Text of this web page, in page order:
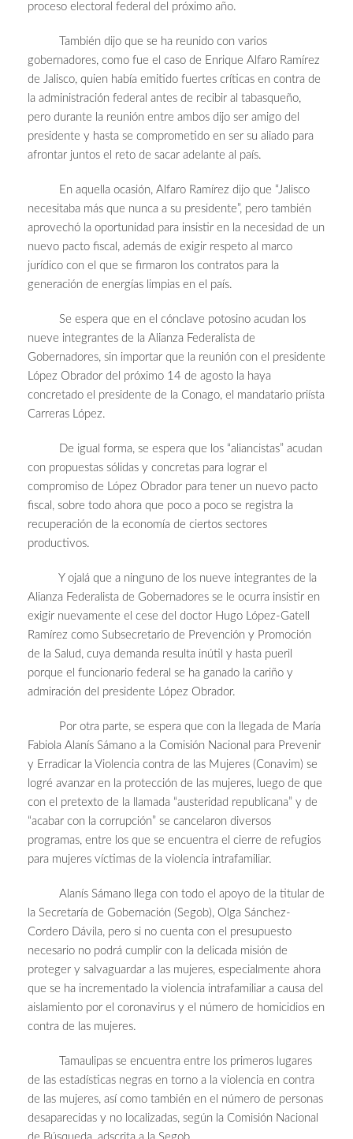
proceso electoral federal del próximo año.
También dijo que se ha reunido con varios
gobernadores, como fue el caso de Enrique Alfaro Ramírez
de Jalisco, quien había emitido fuertes críticas en contra de
la administración federal antes de recibir al tabasqueño,
pero durante la reunión entre ambos dijo ser amigo del
presidente y hasta se comprometido en ser su aliado para
afrontar juntos el reto de sacar adelante al país.
En aquella ocasión, Alfaro Ramírez dijo que “Jalisco
necesitaba más que nunca a su presidente”, pero también
aprovechó la oportunidad para insistir en la necesidad de un
nuevo pacto fiscal, además de exigir respeto al marco
jurídico con el que se firmaron los contratos para la
generación de energías limpias en el país.
Se espera que en el cónclave potosino acudan los
nueve integrantes de la Alianza Federalista de
Gobernadores, sin importar que la reunión con el presidente
López Obrador del próximo 14 de agosto la haya
concretado el presidente de la Conago, el mandatario priísta
Carreras López.
De igual forma, se espera que los “aliancistas” acudan
con propuestas sólidas y concretas para lograr el
compromiso de López Obrador para tener un nuevo pacto
fiscal, sobre todo ahora que poco a poco se registra la
recuperación de la economía de ciertos sectores
productivos.
Y ojalá que a ninguno de los nueve integrantes de la
Alianza Federalista de Gobernadores se le ocurra insistir en
exigir nuevamente el cese del doctor Hugo López-Gatell
Ramírez como Subsecretario de Prevención y Promoción
de la Salud, cuya demanda resulta inútil y hasta pueril
porque el funcionario federal se ha ganado la cariño y
admiración del presidente López Obrador.
Por otra parte, se espera que con la llegada de María
Fabiola Alanís Sámano a la Comisión Nacional para Prevenir
y Erradicar la Violencia contra de las Mujeres (Conavim) se
logré avanzar en la protección de las mujeres, luego de que
con el pretexto de la llamada “austeridad republicana” y de
“acabar con la corrupción” se cancelaron diversos
programas, entre los que se encuentra el cierre de refugios
para mujeres víctimas de la violencia intrafamiliar.
Alanís Sámano llega con todo el apoyo de la titular de
la Secretaría de Gobernación (Segob), Olga Sánchez-
Cordero Dávila, pero si no cuenta con el presupuesto
necesario no podrá cumplir con la delicada misión de
proteger y salvaguardar a las mujeres, especialmente ahora
que se ha incrementado la violencia intrafamiliar a causa del
aislamiento por el coronavirus y el número de homicidios en
contra de las mujeres.
Tamaulipas se encuentra entre los primeros lugares
de las estadísticas negras en torno a la violencia en contra
de las mujeres, así como también en el número de personas
desaparecidas y no localizadas, según la Comisión Nacional